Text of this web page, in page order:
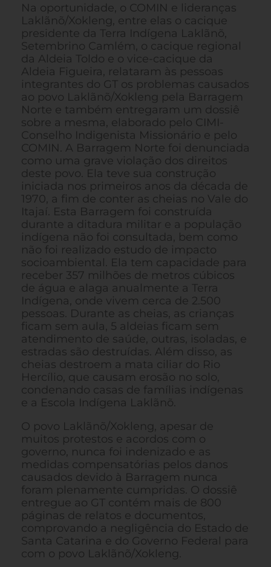
Na oportunidade, o COMIN e lideranças
Laklãnõ/Xokleng, entre elas o cacique
presidente da Terra Indígena Laklãnõ,
Setembrino Camlém, o cacique regional
da Aldeia Toldo e o vice-cacique da
Aldeia Figueira, relataram às pessoas
integrantes do GT os problemas causados
ao povo Laklãnõ/Xokleng pela Barragem
Norte e também entregaram um dossiê
sobre a mesma, elaborado pelo CIMI-
Conselho Indigenista Missionário e pelo
COMIN. A Barragem Norte foi denunciada
como uma grave violação dos direitos
deste povo. Ela teve sua construção
iniciada nos primeiros anos da década de
1970, a fim de conter as cheias no Vale do
Itajaí. Esta Barragem foi construída
durante a ditadura militar e a população
indígena não foi consultada, bem como
não foi realizado estudo de impacto
socioambiental. Ela tem capacidade para
receber 357 milhões de metros cúbicos
de água e alaga anualmente a Terra
Indígena, onde vivem cerca de 2.500
pessoas. Durante as cheias, as crianças
ficam sem aula, 5 aldeias ficam sem
atendimento de saúde, outras, isoladas, e
estradas são destruídas. Além disso, as
cheias destroem a mata ciliar do Rio
Hercílio, que causam erosão no solo,
condenando casas de famílias indígenas
e a Escola Indígena Laklãnõ.
O povo Laklãnõ/Xokleng, apesar de
muitos protestos e acordos com o
governo, nunca foi indenizado e as
medidas compensatórias pelos danos
causados devido à Barragem nunca
foram plenamente cumpridas. O dossiê
entregue ao GT contém mais de 800
páginas de relatos e documentos,
comprovando a negligência do Estado de
Santa Catarina e do Governo Federal para
com o povo Laklãnõ/Xokleng.